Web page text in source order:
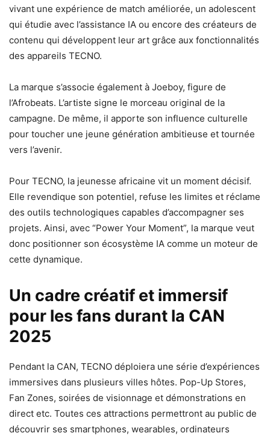
vivant une expérience de match améliorée, un adolescent
qui étudie avec l’assistance IA ou encore des créateurs de
contenu qui développent leur art grâce aux fonctionnalités
des appareils TECNO.
La marque s’associe également à Joeboy, figure de
l’Afrobeats. L’artiste signe le morceau original de la
campagne. De même, il apporte son influence culturelle
pour toucher une jeune génération ambitieuse et tournée
vers l’avenir.
Pour TECNO, la jeunesse africaine vit un moment décisif.
Elle revendique son potentiel, refuse les limites et réclame
des outils technologiques capables d’accompagner ses
projets. Ainsi, avec “Power Your Moment”, la marque veut
donc positionner son écosystème IA comme un moteur de
cette dynamique.
Un cadre créatif et immersif
pour les fans durant la CAN
2025
Pendant la CAN, TECNO déploiera une série d’expériences
immersives dans plusieurs villes hôtes. Pop-Up Stores,
Fan Zones, soirées de visionnage et démonstrations en
direct etc. Toutes ces attractions permettront au public de
découvrir ses smartphones, wearables, ordinateurs